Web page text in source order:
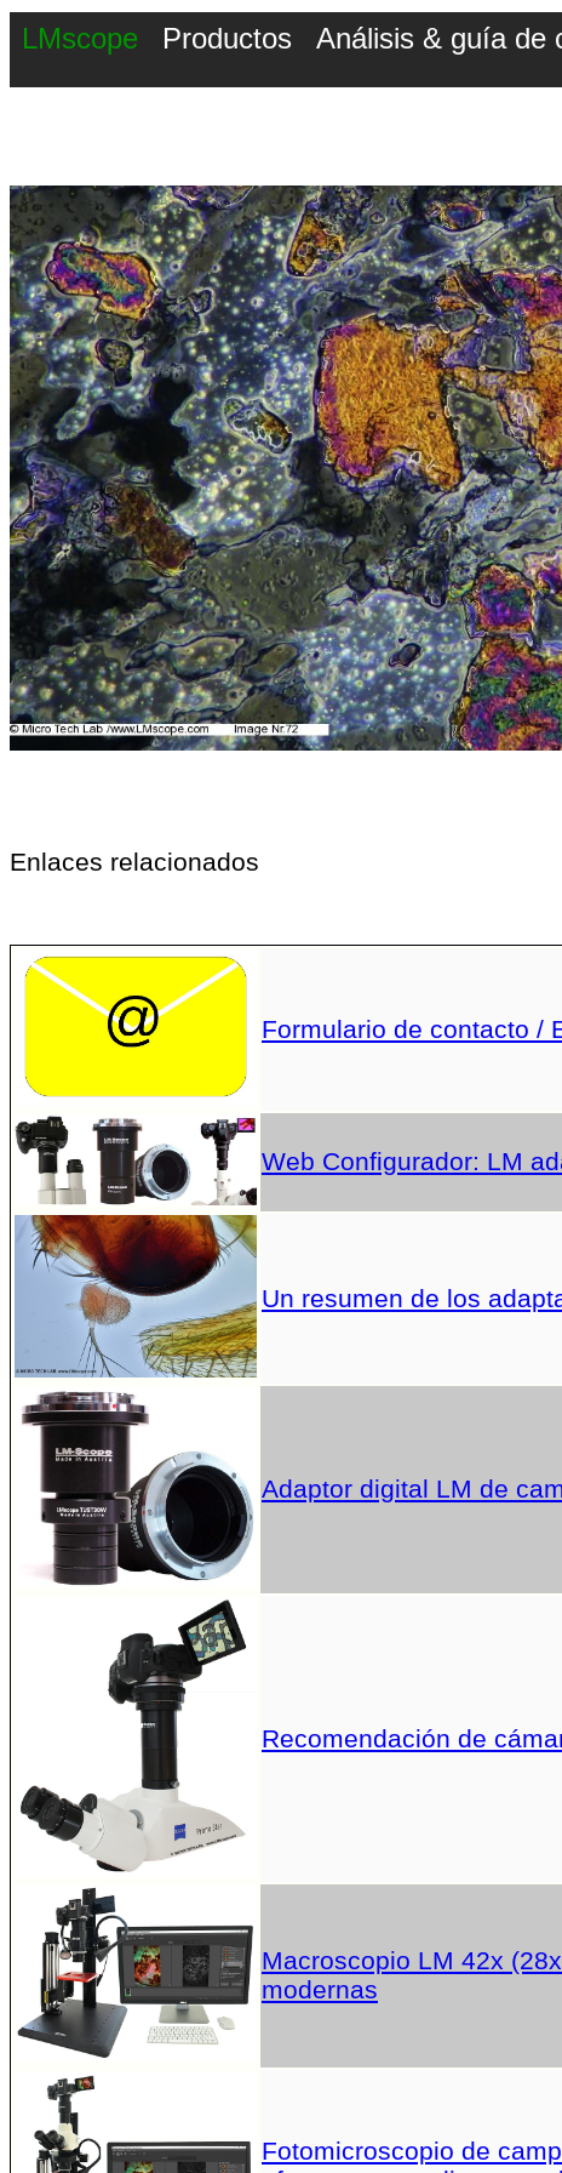
LMscope Productos Análisis & guía de
Enlaces relacionados
Formulario de contacto /
Web Configurador: LM
Un resumen de los
Adaptor digital LM de
Recomendación de
Macroscopio LM 42x
modernas
Fotomicroscopio de